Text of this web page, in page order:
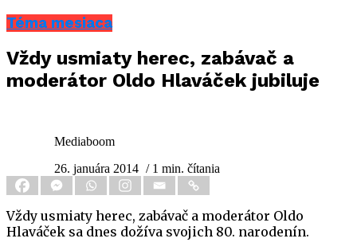
Téma mesiaca
Vždy usmiaty herec, zabávač a
moderátor Oldo Hlaváček jubiluje
Mediaboom
26. januára 2014 / 1 min. čítania
Vždy usmiaty herec, zabávač a moderátor Oldo
Hlaváček sa dnes dožíva svojich 80. narodenín.